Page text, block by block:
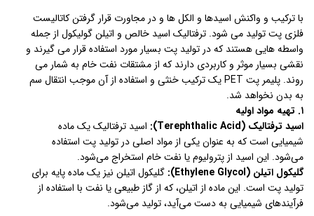
با ترکیب و واکنش اسیدها و الکل ها و در مجاورت قرار گرفتن کاتالیست
فلزی پت تولید می شود. ترفتالیک اسید خالص و اتیلن گولیکول از جمله
واسطه هایی هستند که در تولید پت بسیار مورد استفاده قرار می گیرند و
نقشی بسیار موثر و کاربردی دارند که از مشتقات نفت خام به شمار می
روند. پلیمر پت PET یک ترکیب خنثی و استفاده از آن موجب انتقال سم
به بدن نخواهد شد.
۱. تهیه مواد اولیه
اسید ترفتالیک (Terephthalic Acid):
اسید ترفتالیک یک ماده
شیمیایی است که به عنوان یکی از مواد اصلی در تولید پت استفاده
می‌شود. این اسید از پترولیوم یا نفت خام استخراج می‌شود.
گلیکول اتیلن (Ethylene Glycol):
گلیکول اتیلن نیز یک ماده پایه برای
تولید پت است. این ماده از اتیلن، که از گاز طبیعی یا نفت با استفاده از
فرآیندهای شیمیایی به دست می‌آید، تولید می‌شود.